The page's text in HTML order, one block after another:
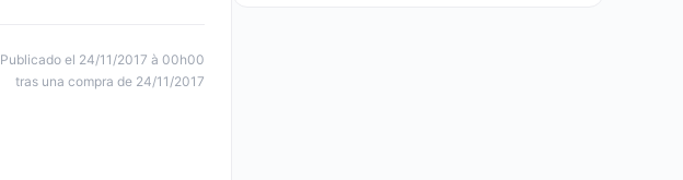
Publicado el 24/11/2017 à 00h00
tras una compra de 24/11/2017